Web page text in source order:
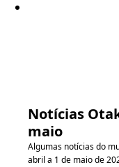
Notícias
maio
Algumas notícias do
abril a 1 de maio de